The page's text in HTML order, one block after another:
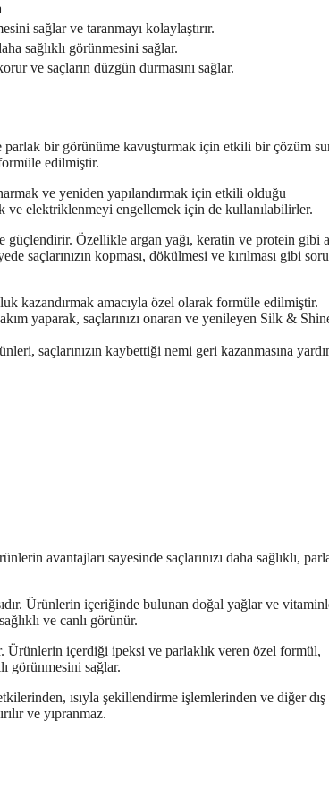
sağlar ve taranmayı kolaylaştırır.
sağlıklı görünmesini sağlar.
ve saçların düzgün durmasını sağlar.
parlak bir görünüme kavuşturmak için etkili bir çözüm
edilmiştir.
ve yeniden yapılandırmak için etkili olduğu
ve elektriklenmeyi engellemek için de kullanılabilirler.
güçlendirir. Özellikle argan yağı, keratin ve protein gibi
saçlarınızın kopması, dökülmesi ve kırılması gibi
kazandırmak amacıyla özel olarak formüle edilmiştir.
yaparak, saçlarınızı onaran ve yenileyen Silk &
saçlarınızın kaybettiği nemi geri kazanmasına
avantajları sayesinde saçlarınızı daha sağlıklı,
Ürünlerin içeriğinde bulunan doğal yağlar ve
ve canlı görünür.
Ürünlerin içerdiği ipeksi ve parlaklık veren özel formül,
görünmesini sağlar.
ısıyla şekillendirme işlemlerinden ve diğer dış
ve yıpranmaz.